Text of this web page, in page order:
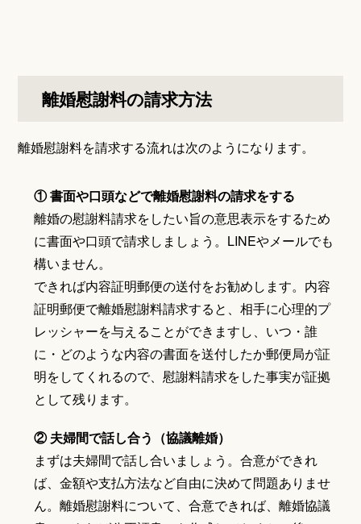
離婚慰謝料の請求方法
離婚慰謝料を請求する流れは次のようになります。
① 書面や口頭などで離婚慰謝料の請求をする
離婚の慰謝料請求をしたい旨の意思表示をするため
に書面や口頭で請求しましょう。LINEやメールでも
構いません。
できれば内容証明郵便の送付をお勧めします。内容
証明郵便で離婚慰謝料請求すると、相手に心理的プ
レッシャーを与えることができますし、いつ・誰
に・どのような内容の書面を送付したか郵便局が証
明をしてくれるので、慰謝料請求をした事実が証拠
として残ります。
② 夫婦間で話し合う（協議離婚）
まずは夫婦間で話し合いましょう。合意ができれ
ば、金額や支払方法など自由に決めて問題ありませ
ん。離婚慰謝料について、合意できれば、離婚協議